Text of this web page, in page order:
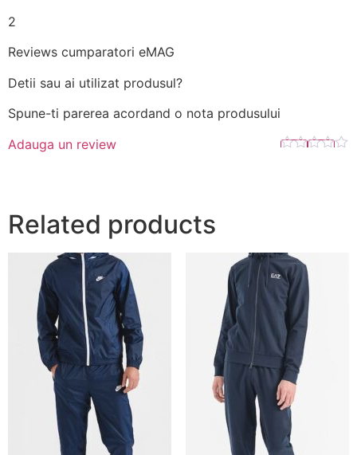
2
Reviews cumparatori eMAG
Detii sau ai utilizat produsul?
Spune-ti parerea acordand o nota produsului
Adauga un review
Related products